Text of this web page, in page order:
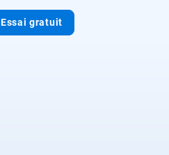
Essai gratuit